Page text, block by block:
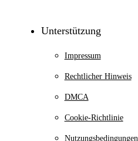
Unterstützung
Impressum
Rechtlicher Hinweis
DMCA
Cookie-Richtlinie
Nutzungsbedingungen